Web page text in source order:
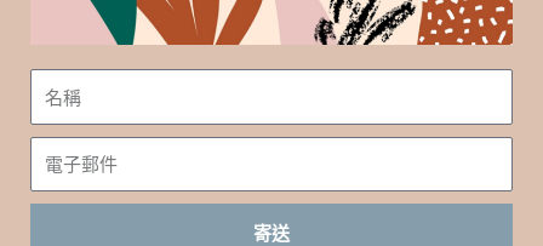
電
子
郵
寄送